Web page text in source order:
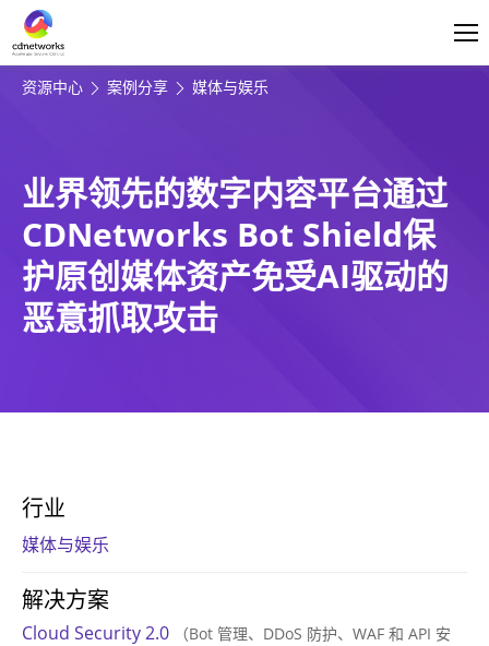
资源中心 案例分享 媒体与娱乐
业界领先的数字内容平台通过
CDNetworks Bot Shield保
护原创媒体资产免受AI驱动的
恶意抓取攻击
行业
媒体与娱乐
解决方案
Cloud Security 2.0
（Bot 管理、DDoS 防护、WAF 和 API 安